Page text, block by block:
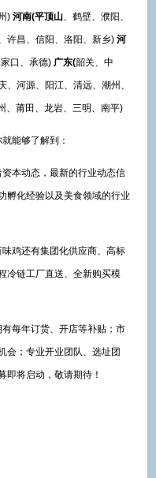
) 河南(平顶山 、鹤壁、濮阳、
许昌、信阳、洛阳、新乡) 河
口、承德) 广东(韶关、中
河源、阳江、清远、潮州、
、莆田、龙岩、三明、南平)
能够了解到：
本动态，最新的行业动态信
孵化经验以及美食领域的行业
鸡还有集团化供应商、高标
冷链工厂直送、全新购买模
每年订货、开店等补贴；市
会；专业开业团队、选址团
即将启动，敬请期待！